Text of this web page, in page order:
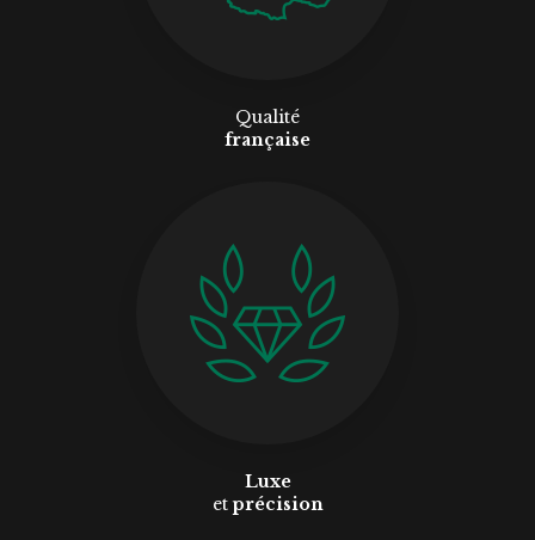
Qualité
française
Luxe
etprécision